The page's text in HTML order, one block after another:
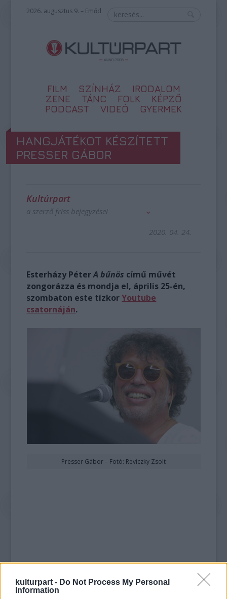
kulturpart - Do Not Process My Personal
Information
2026. augusztus 9. – Emőd
FILM SZÍNHÁZ
IRODALOM
ZENE
TÁNC FOLK
KÉPZŐ
PODCAST
VIDEÓ GYERMEK
HANGJÁTÉKOT KÉSZÍTETT
PRESSER GÁBOR
Kultúrpart
a szerző friss bejegyzései
2020. 04. 24.
Esterházy PéterA bűnös című művét
zongorázza és mondja el, április 25-én,
szombaton este tízkorYoutube
csatornáján.
Presser Gábor – Fotó: Reviczky Zsolt